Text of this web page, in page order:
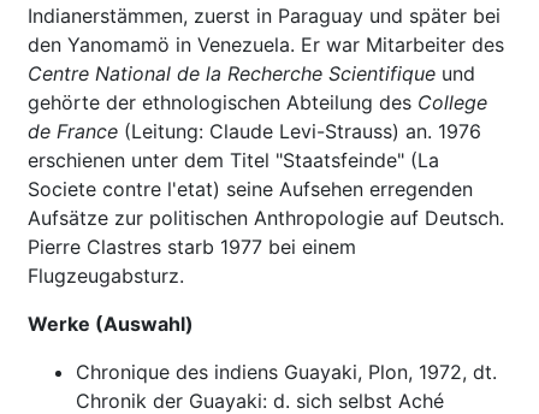
Indianerstämmen, zuerst in Paraguay und später bei
den Yanomamö in Venezuela. Er war Mitarbeiter des
Centre National de la Recherche Scientifique und
gehörte der ethnologischen Abteilung des College
de France (Leitung: Claude Levi-Strauss) an. 1976
erschienen unter dem Titel "Staatsfeinde" (La
Societe contre l'etat) seine Aufsehen erregenden
Aufsätze zur politischen Anthropologie auf Deutsch.
Pierre Clastres starb 1977 bei einem
Flugzeugabsturz.
Werke (Auswahl)
Chronique des indiens Guayaki, Plon, 1972, dt.
Chronik der Guayaki: d. sich selbst Aché